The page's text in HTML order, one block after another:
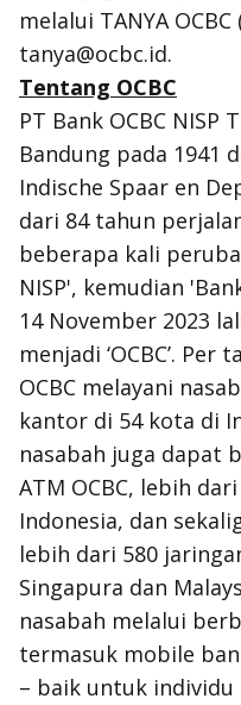
melalui TANYA
tanya@ocbc.id.
Tentang OCBC
PT Bank OCBC NISP
Bandung pada 1941
Indische Spaar en
dari 84 tahun
beberapa kali
NISP', kemudian
14 November 2023
menjadi ‘OCBC’.
OCBC melayani
kantor di 54 kota di
nasabah juga dapat
ATM OCBC, lebih
Indonesia, dan
lebih dari 580
Singapura dan
nasabah melalui
termasuk mobile
– baik untuk individu